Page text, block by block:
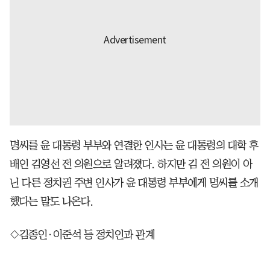
명씨를 윤 대통령 부부와 연결한 인사는 윤 대통령의 대학 후
배인 김영선 전 의원으로 알려졌다. 하지만 김 전 의원이 아
닌 다른 정치권 주변 인사가 윤 대통령 부부에게 명씨를 소개
했다는 말도 나온다.
◇김종인·이준석 등 정치인과 관계